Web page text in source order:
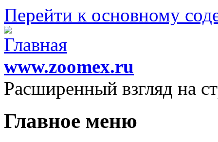
Перейти к основному
www.zoomex.ru
Расширенный взгляд на
Главное меню